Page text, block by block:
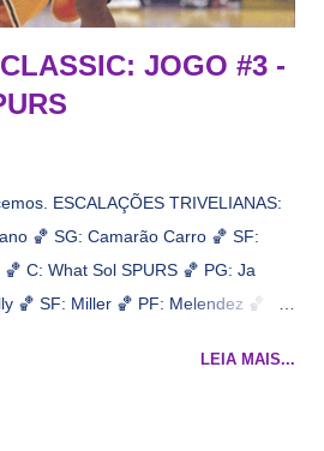
JOGO #3 -
ESCALAÇÕES TRIVELIANAS:
🏀 SG: Camarão Carro 🏀 SF:
C: What Sol SPURS 🏀 PG: Ja
🏀 SF: Miller 🏀 PF: Melendez 🏀 C:
League Pass
LEIA MAIS...